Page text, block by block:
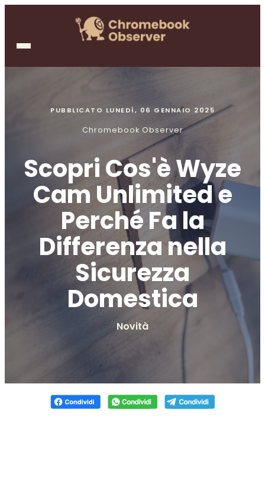
PUBBLICATO LUNEDÌ, 06 GENNAIO 2025
Chromebook Observer
Scopri Cos'è Wyze
Cam Unlimited e
Perché Fa la
Differenza nella
Sicurezza
Domestica
Novità